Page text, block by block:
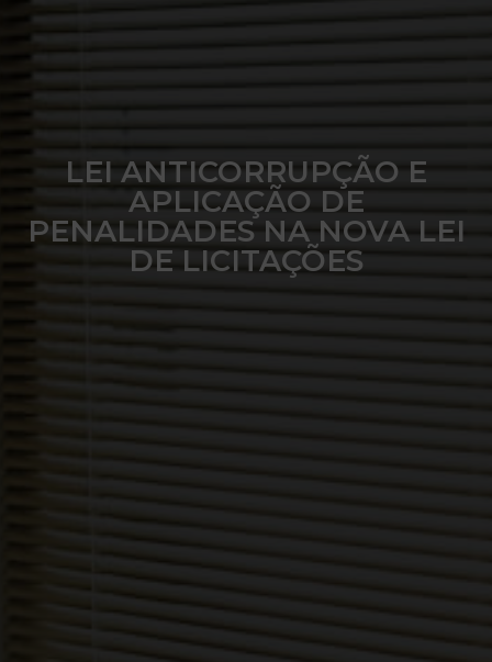
LEI ANTICORRUPÇÃO E
APLICAÇÃO DE
PENALIDADES NA NOVA LEI
DE LICITAÇÕES